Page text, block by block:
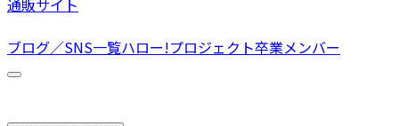
通販サイト
ブログ／SNS一覧ハロー!プロジェクト卒業メンバー